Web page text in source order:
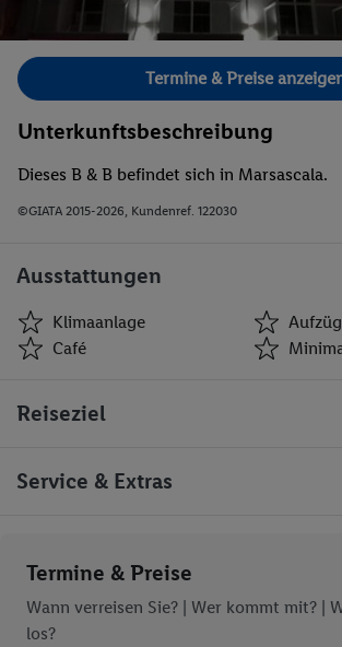
Bild 1 von 48.
Termine & Preise
Unterkunftsbeschreibung
Dieses B & B befindet sich in Marsascala.
©GIATA 2015-2026, Kundenref. 122030
Ausstattungen
Klimaanlage
Café
Café
Restaurant(s)
Reiseziel
Malta Marsascala Triq il-Qaliet
Service & Extras
entspricht, erfrage bitte vor der Buchung
Termine & Preise
Wann verreisen Sie? | Wer kommt mit? |
los?